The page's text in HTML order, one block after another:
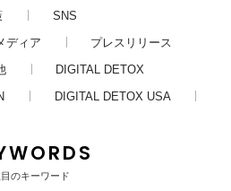
SNS
ディア
プレスリリース
DIGITAL DETOX
DIGITAL DETOX USA
のキーワード